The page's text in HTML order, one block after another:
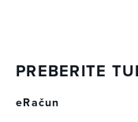
PREBERITE
eRačun